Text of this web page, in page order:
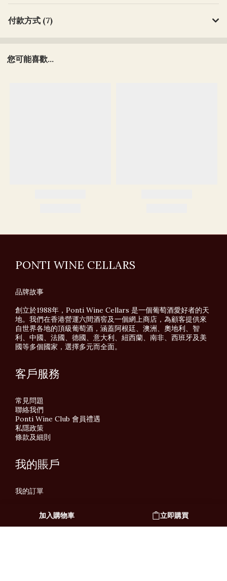
加入購物車 立即購買
付款方式 (7)
您可能喜歡...
PONTI WINE CELLARS
品牌故事
創立於1988年，Ponti Wine Cellars 是一個葡萄酒愛好者的天
地。我們在香港營運六間酒窖及一個網上商店，為顧客提供來
自世界各地的頂級葡萄酒，涵蓋阿根廷、澳洲、奧地利、智
利、中國、法國、德國、意大利、紐西蘭、南非、西班牙及美
國等多個國家，選擇多元而全面。
客戶服務
常見問題
聯絡我們
Ponti Wine Club 會員禮遇
私隱政策
條款及細則
我的賬戶
我的訂單